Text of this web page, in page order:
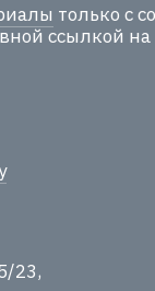
только с
ссылкой на
23,